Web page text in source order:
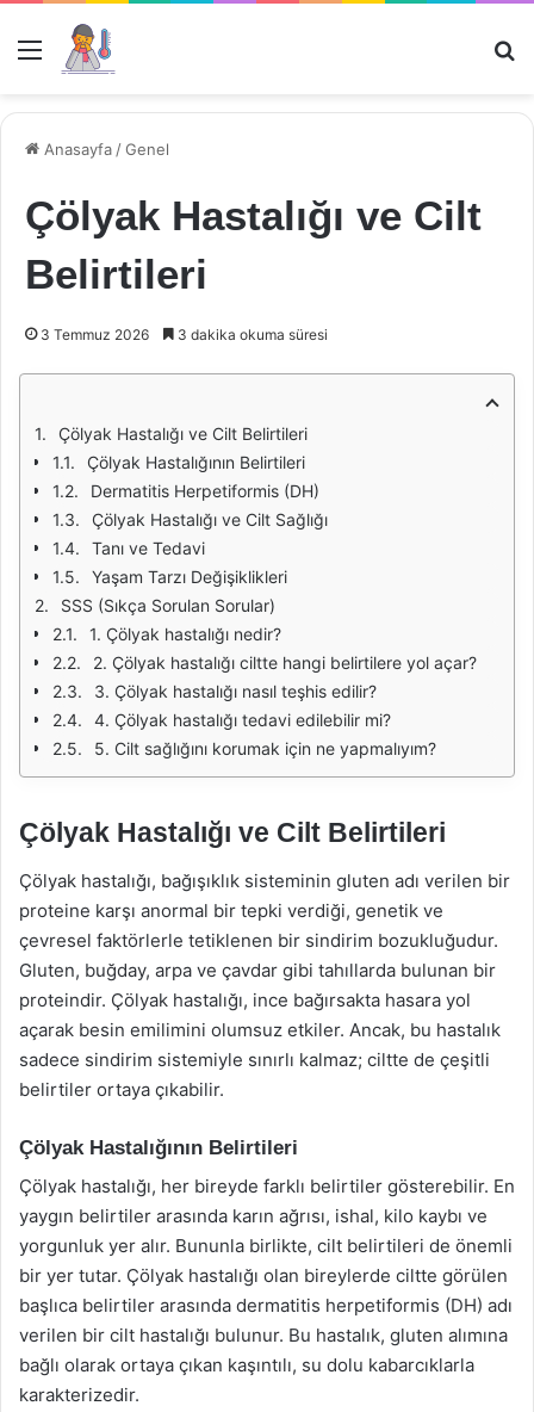
Menü
Anasayfa /Genel
Çölyak Hastalığı ve Cilt
Belirtileri
3 Temmuz 2026 3 dakika okuma süresi
Çölyak Hastalığı ve Cilt Belirtileri
Çölyak Hastalığının Belirtileri
Dermatitis Herpetiformis (DH)
Çölyak Hastalığı ve Cilt Sağlığı
Tanı ve Tedavi
Yaşam Tarzı Değişiklikleri
SSS (Sıkça Sorulan Sorular)
1. Çölyak hastalığı nedir?
2. Çölyak hastalığı ciltte hangi belirtilere yol açar?
3. Çölyak hastalığı nasıl teşhis edilir?
4. Çölyak hastalığı tedavi edilebilir mi?
5. Cilt sağlığını korumak için ne yapmalıyım?
Çölyak Hastalığı ve Cilt Belirtileri
Çölyak hastalığı, bağışıklık sisteminin gluten adı verilen bir
proteine karşı anormal bir tepki verdiği, genetik ve
çevresel faktörlerle tetiklenen bir sindirim bozukluğudur.
Gluten, buğday, arpa ve çavdar gibi tahıllarda bulunan bir
proteindir. Çölyak hastalığı, ince bağırsakta hasara yol
açarak besin emilimini olumsuz etkiler. Ancak, bu hastalık
sadece sindirim sistemiyle sınırlı kalmaz; ciltte de çeşitli
belirtiler ortaya çıkabilir.
Çölyak Hastalığının Belirtileri
Çölyak hastalığı, her bireyde farklı belirtiler gösterebilir. En
yaygın belirtiler arasında karın ağrısı, ishal, kilo kaybı ve
yorgunluk yer alır. Bununla birlikte, cilt belirtileri de önemli
bir yer tutar. Çölyak hastalığı olan bireylerde ciltte görülen
başlıca belirtiler arasında dermatitis herpetiformis (DH) adı
verilen bir cilt hastalığı bulunur. Bu hastalık, gluten alımına
bağlı olarak ortaya çıkan kaşıntılı, su dolu kabarcıklarla
karakterizedir.